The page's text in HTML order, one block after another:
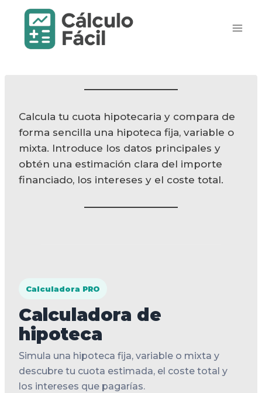
Saltar
contenido
Calcula tu cuota hipotecaria y compara de
forma sencilla una hipoteca fija, variable o
mixta. Introduce los datos principales y
obtén una estimación clara del importe
financiado, los intereses y el coste total.
Calculadora PRO
Calculadora de
hipoteca
Simula una hipoteca fija, variable o mixta y
descubre tu cuota estimada, el coste total y
los intereses que pagarías.